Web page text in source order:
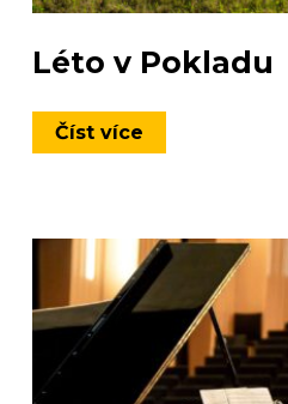
Léto v Pokladu
Číst více